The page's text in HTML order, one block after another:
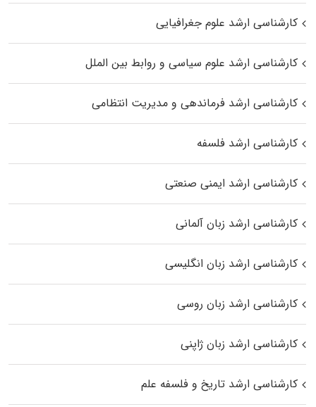
کارشناسی ارشد علوم جغرافیایی
کارشناسی ارشد علوم سیاسی و روابط بین الملل
کارشناسی ارشد فرماندهی و مدیریت انتظامی
کارشناسی ارشد فلسفه
کارشناسی ارشد ایمنی صنعتی
کارشناسی ارشد زبان آلمانی
کارشناسی ارشد زبان انگلیسی
کارشناسی ارشد زبان روسی
کارشناسی ارشد زبان ژاپنی
کارشناسی ارشد تاریخ و فلسفه علم